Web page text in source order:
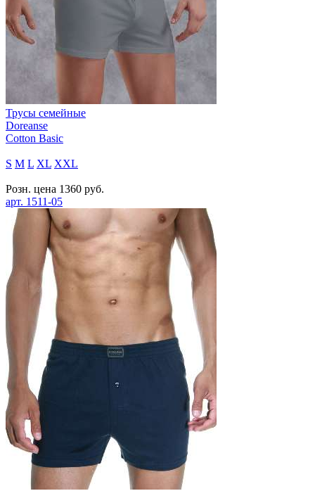
Трусы семейные
Doreanse
Cotton Basic
S M L XL XXL
Розн. цена 1360 руб.
арт. 1511-05